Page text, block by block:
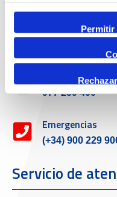
Permitir
Teléfono de
977 259 400
Emergencias
(+34) 900 229
Servicio de